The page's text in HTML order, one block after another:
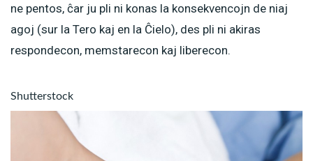
ne pentos, ĉar ju pli ni konas la konsekvencojn de niaj
agoj (sur la Tero kaj en la Ĉielo), des pli ni akiras
respondecon, memstarecon kaj liberecon.
Shutterstock